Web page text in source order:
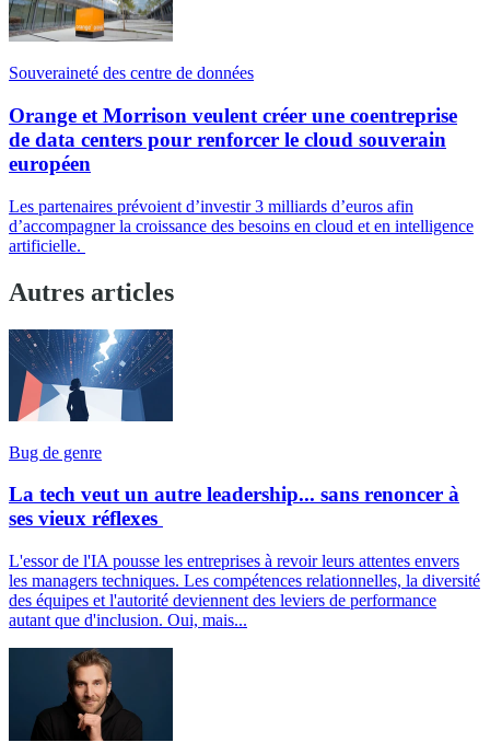
Souveraineté des centre de données
Orange et Morrison veulent créer une coentreprise
de data centers pour renforcer le cloud souverain
européen
Les partenaires prévoient d’investir 3 milliards d’euros afin
d’accompagner la croissance des besoins en cloud et en intelligence
artificielle.
Autres articles
Bug de genre
La tech veut un autre leadership... sans renoncer à
ses vieux réflexes
L'essor de l'IA pousse les entreprises à revoir leurs attentes envers
les managers techniques. Les compétences relationnelles, la diversité
des équipes et l'autorité deviennent des leviers de performance
autant que d'inclusion. Oui, mais...